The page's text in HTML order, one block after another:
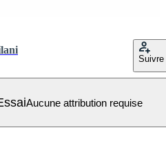
Suivre
Aucune attribution requise